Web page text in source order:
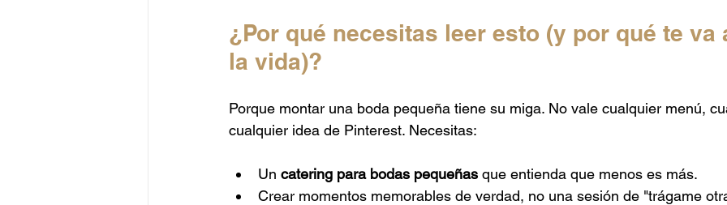
Catering Peruano Catering Japonés Catering para Graduaciones
¿Por qué necesitas leer esto (y por qué te
la vida)?
Porque montar una boda pequeña tiene su miga. No vale cualquier menú,
cualquier idea de Pinterest. Necesitas:
Un catering para bodas pequeñas que entienda que menos es más.
Crear momentos memorables de verdad, no una sesión de "trágame